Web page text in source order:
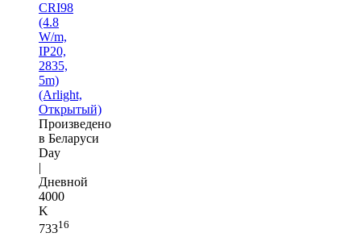
CRI98
(4.8
W/m,
IP20,
2835,
5m)
(Arlight,
Открытый)
Произведено
в Беларуси
Day
|
Дневной
4000
K
73316